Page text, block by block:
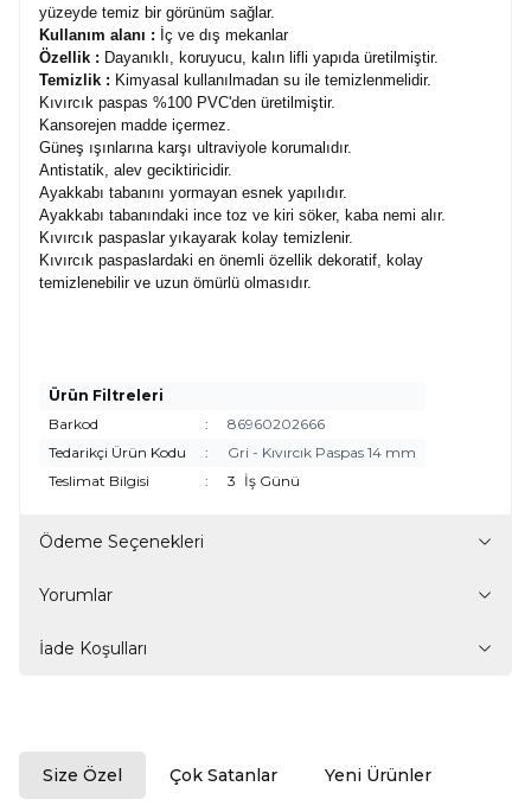
yüzeyde temiz bir görünüm sağlar.
Kullanım alanı : İç ve dış mekanlar
Özellik : Dayanıklı, koruyucu, kalın lifli yapıda üretilmiştir.
Temizlik : Kimyasal kullanılmadan su ile temizlenmelidir.
Kıvırcık paspas %100 PVC'den üretilmiştir.
Kansorejen madde içermez.
Güneş ışınlarına karşı ultraviyole korumalıdır.
Antistatik, alev geciktiricidir.
Ayakkabı tabanını yormayan esnek yapılıdır.
Ayakkabı tabanındaki ince toz ve kiri söker, kaba nemi alır.
Kıvırcık paspaslar yıkayarak kolay temizlenir.
Kıvırcık paspaslardaki en önemli özellik dekoratif, kolay
temizlenebilir ve uzun ömürlü olmasıdır.
Ürün Filtreleri
Barkod
:
86960202666
Tedarikçi Ürün Kodu
:
Gri - Kıvırcık Paspas 14 mm
Teslimat Bilgisi
: 3 İş Günü
Ödeme Seçenekleri
Yorumlar
İade Koşulları
Size Özel Çok Satanlar Yeni Ürünler